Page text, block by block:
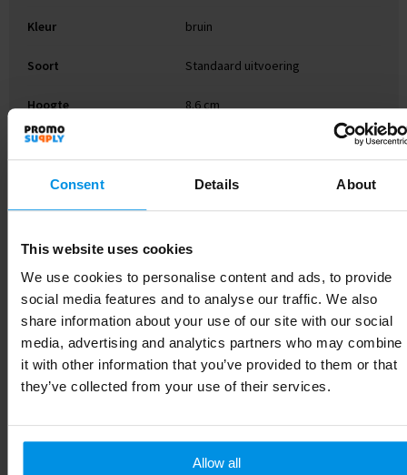
Consent Details About
This website uses cookies
We use cookies to personalise content and ads, to provide
social media features and to analyse our traffic. We also
share information about your use of our site with our social
media, advertising and analytics partners who may combine
it with other information that you’ve provided to them or that
they’ve collected from your use of their services.
Allow all
Kleur bruin
Soort Standaard uitvoering
Hoogte 8.6 cm
Breedte
Lengte 13 cm
Gerelateerde producten